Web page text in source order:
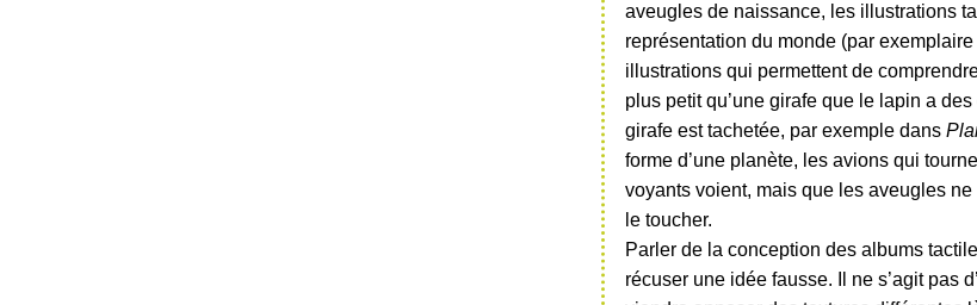
aveugles de naissance, les illustrations
représentation du monde (par exemplaire
illustrations qui permettent de
plus petit qu’une girafe que le lapin a
girafe est tachetée, par exemple dans
forme d’une planète, les avions qui
voyants voient, mais que les aveugles
le toucher.
Parler de la conception des albums
récuser une idée fausse. Il ne s’agit pas